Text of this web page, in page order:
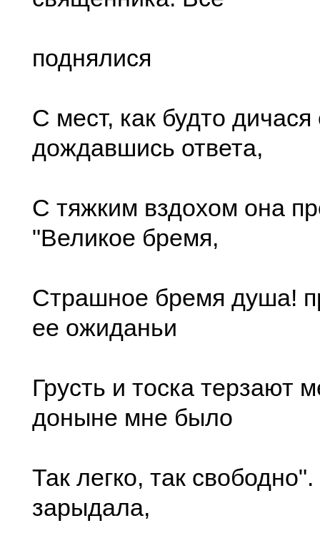
поднялися
С мест, как будто дичася
дождавшись ответа,
С тяжким вздохом она
"Великое бремя,
Страшное бремя душа!
ее ожиданьи
Грусть и тоска терзают
доныне мне было
Так легко, так
зарыдала,